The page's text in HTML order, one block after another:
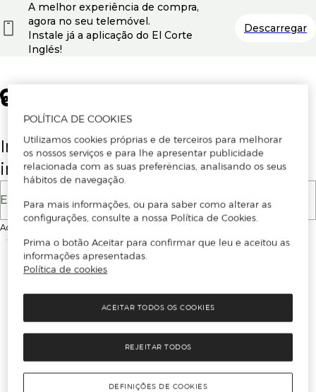
Insira o seu email para se registar ou
iniciar sessão.
E-mail
Ao continuar, aceitas as
A melhor experiência de compra,
agora no seu telemóvel.
Instale já a aplicação do El Corte
Inglés!
Descarregar
POLÍTICA DE COOKIES
Utilizamos cookies próprias e de terceiros para melhorar
os nossos serviços e para lhe apresentar publicidade
relacionada com as suas preferências, analisando os seus
hábitos de navegação.
Para mais informações, ou para saber como alterar as
configurações, consulte a nossa Política de Cookies.
Prima o botão Aceitar para confirmar que leu e aceitou as
informações apresentadas.
Política de cookies
REJEITAR TODOS
ACEITAR TODOS OS COOKIES
DEFINIÇÕES DE COOKIES